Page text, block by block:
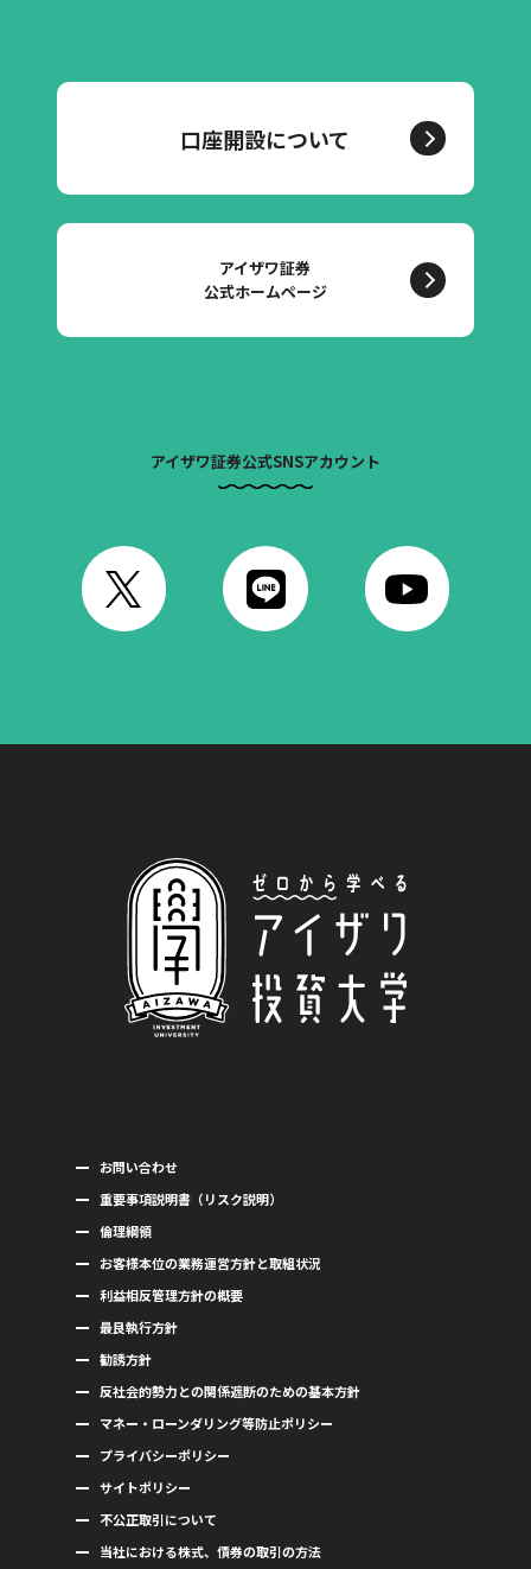
口座開設について
アイザワ証券
公式ホームページ
アイザワ証券公式SNSアカウント
お問い合わせ
重要事項説明書（リスク説明）
倫理綱領
お客様本位の業務運営方針と取組状況
利益相反管理方針の概要
最良執行方針
勧誘方針
反社会的勢力との関係遮断のための基本方針
マネー・ローンダリング等防止ポリシー
プライバシーポリシー
サイトポリシー
不公正取引について
当社における株式、債券の取引の方法